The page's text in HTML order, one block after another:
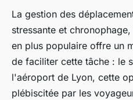
Quels
en utilisant un
voiturier à
gilberte•7 août 2023• 3 min
La gestion des
stressante et
en plus populaire offre un
de faciliter cette tâche : le
l'aéroport de Lyon, cette
plébiscitée par les